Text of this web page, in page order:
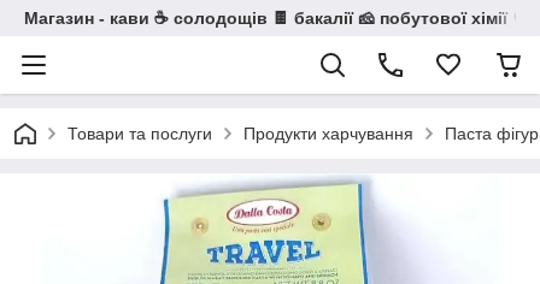
Магазин - кави ☕ солодощів 🍫 бакалії 🧀 побутової хімії 🧼
Товари та послуги Продукти харчування Паста